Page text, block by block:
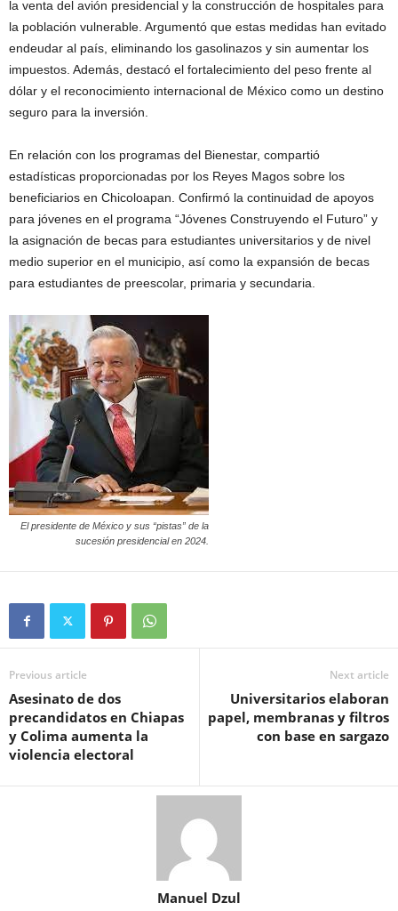
la venta del avión presidencial y la construcción de hospitales para
la población vulnerable. Argumentó que estas medidas han evitado
endeudar al país, eliminando los gasolinazos y sin aumentar los
impuestos. Además, destacó el fortalecimiento del peso frente al
dólar y el reconocimiento internacional de México como un destino
seguro para la inversión.
En relación con los programas del Bienestar, compartió
estadísticas proporcionadas por los Reyes Magos sobre los
beneficiarios en Chicoloapan. Confirmó la continuidad de apoyos
para jóvenes en el programa “Jóvenes Construyendo el Futuro” y
la asignación de becas para estudiantes universitarios y de nivel
medio superior en el municipio, así como la expansión de becas
para estudiantes de preescolar, primaria y secundaria.
El presidente de México y sus “pistas” de la
sucesión presidencial en 2024.
Previous article
Asesinato de dos
precandidatos en Chiapas
y Colima aumenta la
violencia electoral
Next article
Universitarios elaboran
papel, membranas y filtros
con base en sargazo
Manuel Dzul